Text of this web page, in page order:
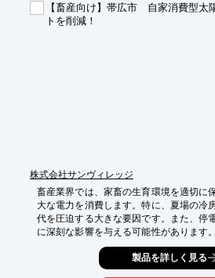
・家畜の健康状態の改善
・人件費の削減
【畜産向け】帯広市 自家消費型太
トを削減！
株式会社サンヴィレッジ
畜産業界では、家畜の生育環境を適切に
大な電力を消費します。特に、夏場の冷
代を圧迫する大きな要因です。また、停
に深刻な影響を与える可能性があります
システムは、これらの課題を解決します
温度管理に使用することで、電力会社か
気代を削減します。さらに、蓄電池を併
製品を詳しく見る